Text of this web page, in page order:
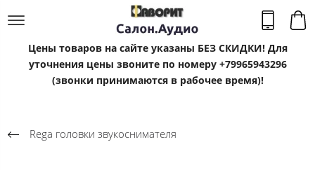
Цены товаров на сайте указаны БЕЗ СКИДКИ! Для
уточнения цены звоните по номеру +79965943296
(звонки принимаются в рабочее время)!
Rega головки звукоснимателя